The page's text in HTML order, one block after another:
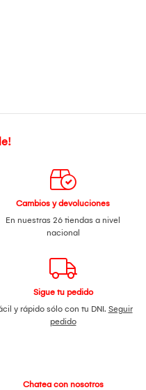
Cambios y devoluciones
En nuestras 26 tiendas a nivel
nacional
Sigue tu pedido
y rápido sólo con tu DNI. Seguir
pedido
Chatea con nosotros